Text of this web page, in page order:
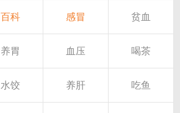
百科 感冒 贫血
养胃 血压 喝茶
水饺 养肝 吃鱼